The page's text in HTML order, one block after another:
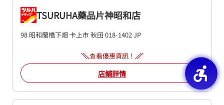
TSURUHA藥品片神昭和店
98 昭和蘭橋下畑卡上市秋田 018-1402JP
查看優惠資訊！
店鋪詳情